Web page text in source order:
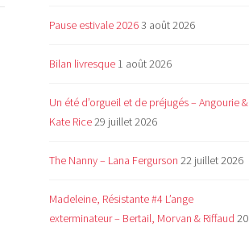
Pause estivale 20263 août 2026
Bilan livresque 1 août 2026
Un été d’orgueil et de préjugés – Angourie &
Kate Rice29 juillet 2026
The Nanny – Lana Fergurson 22 juillet 2026
Madeleine, Résistante #4 L’ange
exterminateur – Bertail, Morvan & Riffaud 20